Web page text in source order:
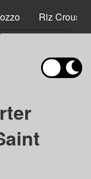
Riz Crousty